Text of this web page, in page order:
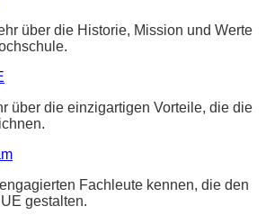
über die Historie, Mission und Werte
über die einzigartigen Vorteile, die die
Fachleute kennen, die den
gestalten.